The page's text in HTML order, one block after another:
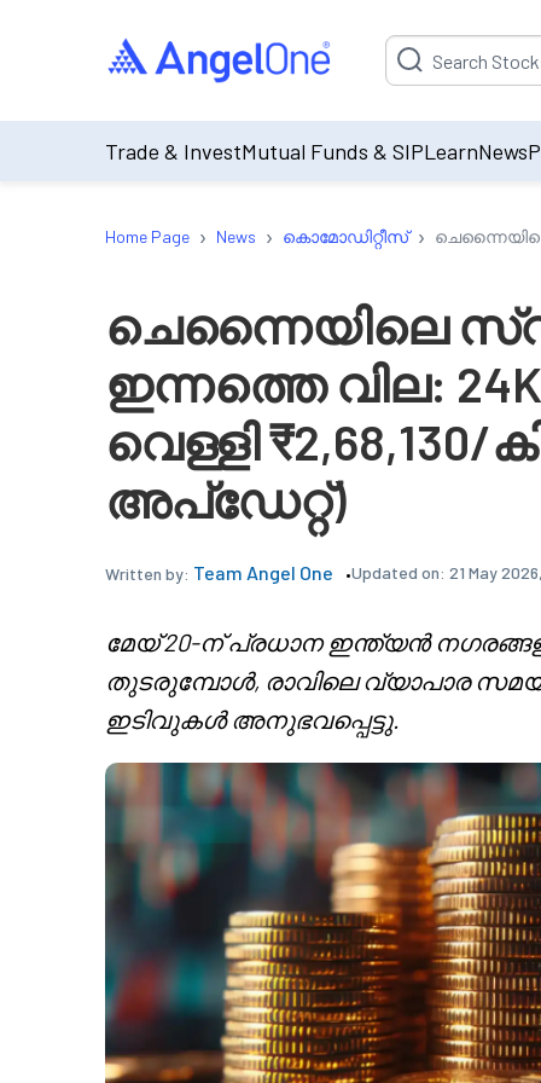
Suggestion will be
Trade & InvestMutual Funds & SIPLearnNews
Home Page › News › കൊമോഡിറ്റീസ് ›
ചെന്നൈയിലെ
ഇന്നത്തെ വില: 24K
വെള്ളി ₹2,68,130/
അപ്ഡേറ്റ്)
Written by: Team Angel One Updated on: 21 May
മേയ് 20-ന് പ്രധാന ഇന്ത്യൻ
തുടരുമ്പോൾ, രാവിലെ വ്യാപാര
ഇടിവുകൾ അനുഭവപ്പെട്ടു.